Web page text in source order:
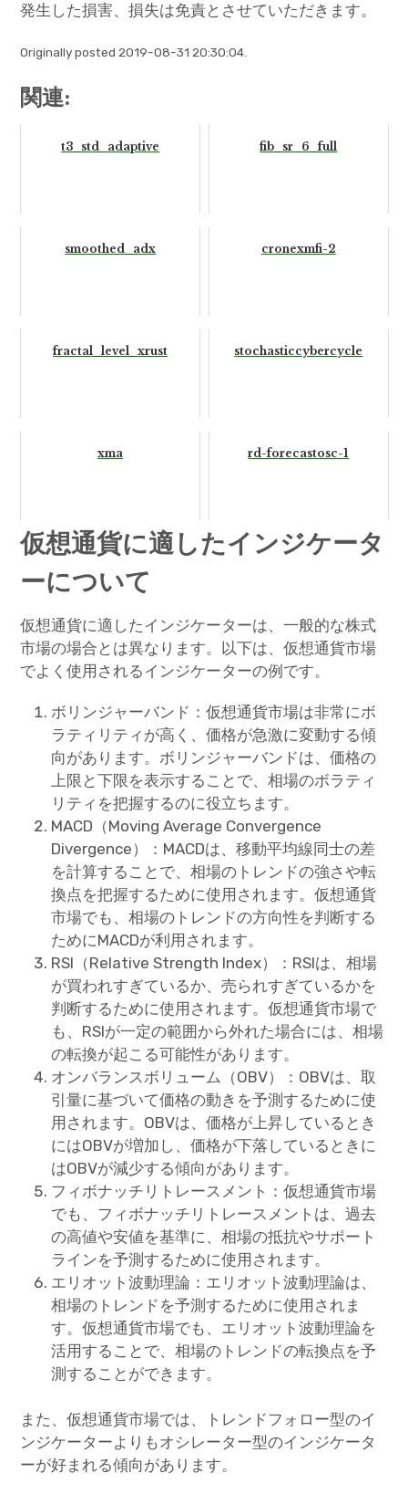
発生した損害、損失は免責とさせていただきます。
Originally posted 2019-08-31 20:30:04.
関連:
t3_std_adaptive fib_sr_6_full
smoothed_adx cronexmfi-2
fractal_level_xrust stochasticcybercycle
xma rd-forecastosc-1
仮想通貨に適したインジケータ
ーについて
仮想通貨に適したインジケーターは、一般的な株式
市場の場合とは異なります。以下は、仮想通貨市場
でよく使用されるインジケーターの例です。
ボリンジャーバンド：仮想通貨市場は非常にボ
ラティリティが高く、価格が急激に変動する傾
向があります。ボリンジャーバンドは、価格の
上限と下限を表示することで、相場のボラティ
リティを把握するのに役立ちます。
MACD（Moving Average Convergence
Divergence）：MACDは、移動平均線同士の差
を計算することで、相場のトレンドの強さや転
換点を把握するために使用されます。仮想通貨
市場でも、相場のトレンドの方向性を判断する
ためにMACDが利用されます。
RSI（Relative Strength Index）：RSIは、相場
が買われすぎているか、売られすぎているかを
判断するために使用されます。仮想通貨市場で
も、RSIが一定の範囲から外れた場合には、相場
の転換が起こる可能性があります。
オンバランスボリューム（OBV）：OBVは、取
引量に基づいて価格の動きを予測するために使
用されます。OBVは、価格が上昇しているとき
にはOBVが増加し、価格が下落しているときに
はOBVが減少する傾向があります。
フィボナッチリトレースメント：仮想通貨市場
でも、フィボナッチリトレースメントは、過去
の高値や安値を基準に、相場の抵抗やサポート
ラインを予測するために使用されます。
エリオット波動理論：エリオット波動理論は、
相場のトレンドを予測するために使用されま
す。仮想通貨市場でも、エリオット波動理論を
活用することで、相場のトレンドの転換点を予
測することができます。
また、仮想通貨市場では、トレンドフォロー型のイ
ンジケーターよりもオシレーター型のインジケータ
ーが好まれる傾向があります。